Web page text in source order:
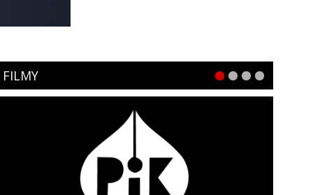
FILMY